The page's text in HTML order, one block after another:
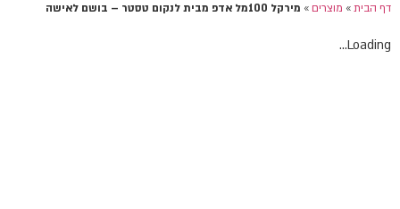
דף הבית»מוצרים»מירקל 100מל אדפ מבית לנקום טסטר – בושם לאישה
Loading...